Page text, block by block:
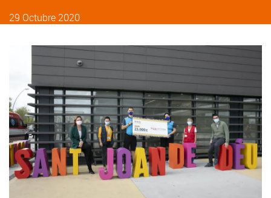
29 Octubre 2020